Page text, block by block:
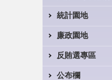
統計園地
廉政園地
反賄選專區
公布欄